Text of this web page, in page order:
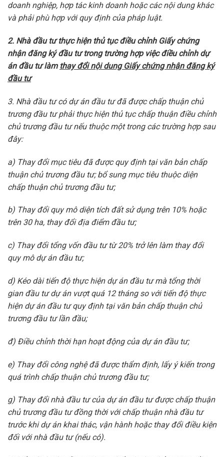
doanh nghiệp, hợp tác kinh doanh hoặc các nội dung khác
và phải phù hợp với quy định của pháp luật.
2. Nhà đầu tư thực hiện thủ tục điều chỉnh Giấy chứng
nhận đăng ký đầu tư trong trường hợp việc điều chỉnh dự
án đầu tư làm thay đổi nội dung Giấy chứng nhận đăng ký
đầu tư
3. Nhà đầu tư có dự án đầu tư đã được chấp thuận chủ
trương đầu tư phải thực hiện thủ tục chấp thuận điều chỉnh
chủ trương đầu tư nếu thuộc một trong các trường hợp sau
đây:
a) Thay đổi mục tiêu đã được quy định tại văn bản chấp
thuận chủ trương đầu tư; bổ sung mục tiêu thuộc diện
chấp thuận chủ trương đầu tư;
b) Thay đổi quy mô diện tích đất sử dụng trên 10% hoặc
trên 30 ha, thay đổi địa điểm đầu tư;
c) Thay đổi tổng vốn đầu tư từ 20% trở lên làm thay đổi
quy mô dự án đầu tư;
d) Kéo dài tiến độ thực hiện dự án đầu tư mà tổng thời
gian đầu tư dự án vượt quá 12 tháng so với tiến độ thực
hiện dự án đầu tư quy định tại văn bản chấp thuận chủ
trương đầu tư lần đầu;
đ) Điều chỉnh thời hạn hoạt động của dự án đầu tư;
e) Thay đổi công nghệ đã được thẩm định, lấy ý kiến trong
quá trình chấp thuận chủ trương đầu tư;
g) Thay đổi nhà đầu tư của dự án đầu tư được chấp thuận
chủ trương đầu tư đồng thời với chấp thuận nhà đầu tư
trước khi dự án khai thác, vận hành hoặc thay đổi điều kiện
đối với nhà đầu tư (nếu có).